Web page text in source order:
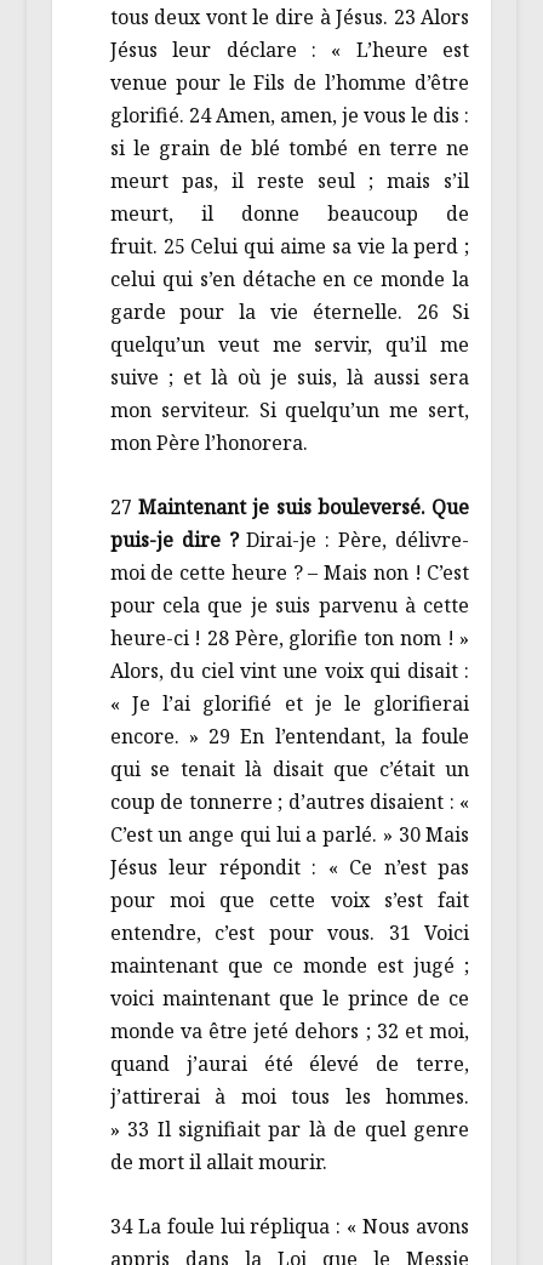
tous deux vont le dire à Jésus. 23 Alors
Jésus leur déclare : « L’heure est
venue pour le Fils de l’homme d’être
glorifié. 24 Amen, amen, je vous le dis :
si le grain de blé tombé en terre ne
meurt pas, il reste seul ; mais s’il
meurt, il donne beaucoup de
fruit. 25 Celui qui aime sa vie la perd ;
celui qui s’en détache en ce monde la
garde pour la vie éternelle. 26 Si
quelqu’un veut me servir, qu’il me
suive ; et là où je suis, là aussi sera
mon serviteur. Si quelqu’un me sert,
mon Père l’honorera.
27Maintenant je suis bouleversé. Que
puis-je dire ?Dirai-je : Père, délivre-
moi de cette heure ? – Mais non ! C’est
pour cela que je suis parvenu à cette
heure-ci ! 28 Père, glorifie ton nom ! »
Alors, du ciel vint une voix qui disait :
« Je l’ai glorifié et je le glorifierai
encore. » 29 En l’entendant, la foule
qui se tenait là disait que c’était un
coup de tonnerre ; d’autres disaient : «
C’est un ange qui lui a parlé. » 30 Mais
Jésus leur répondit : « Ce n’est pas
pour moi que cette voix s’est fait
entendre, c’est pour vous. 31 Voici
maintenant que ce monde est jugé ;
voici maintenant que le prince de ce
monde va être jeté dehors ; 32 et moi,
quand j’aurai été élevé de terre,
j’attirerai à moi tous les hommes.
» 33 Il signifiait par là de quel genre
de mort il allait mourir.
34 La foule lui répliqua : « Nous avons
appris dans la Loi que le Messie